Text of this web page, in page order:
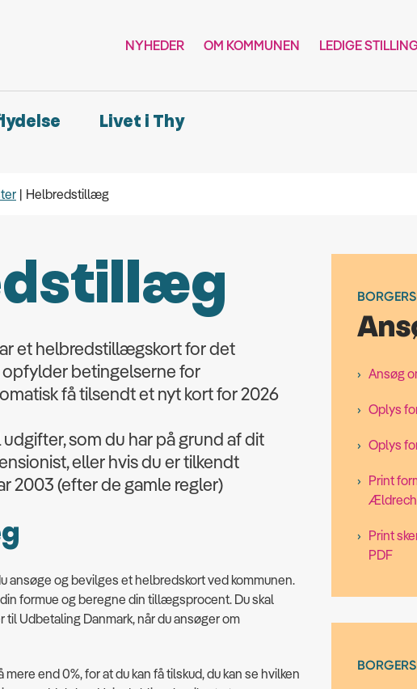
NYHEDER OM KOMMUNEN LEDIGE
Livet i Thy
Helbredstillæg
et helbredstillægskort for det
betingelserne for
få tilsendt et nyt kort for 2026
som du har på grund af dit
eller hvis du er tilkendt
2003 (efter de gamle regler)
ansøge og bevilges et helbredskort ved kommunen.
formue og beregne din tillægsprocent. Du skal
Udbetaling Danmark, når du ansøger om
end 0%, for at du kan få tilskud, du kan se hvilken
Ansøg
Oplys
Oplys
Print
Print
PDF